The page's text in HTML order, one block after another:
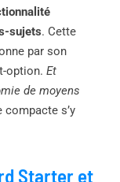
sujets. Cette
par son
option. Et
de moyens
compacte s’y
Starter et